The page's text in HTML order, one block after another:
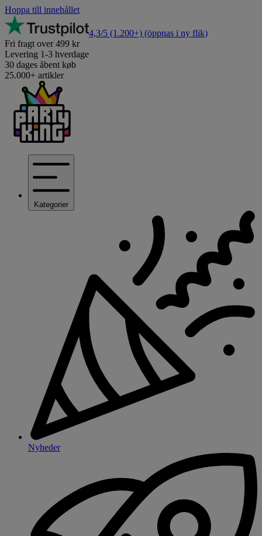
Hoppa till innehållet
4,3/5 (1.200+) (öppnas i ny flik)
Fri fragt over 499 kr
Levering 1-3 hverdage
30 dages åbent køb
25.000+ artikler
Kategorier
Nyheder